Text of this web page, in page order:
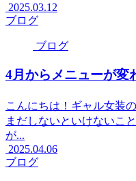
2025.03.12
ブログ
ブログ
4月からメニューが変
こんにちは！ギャル女装
まだしないといけないこ
が...
2025.04.06
ブログ